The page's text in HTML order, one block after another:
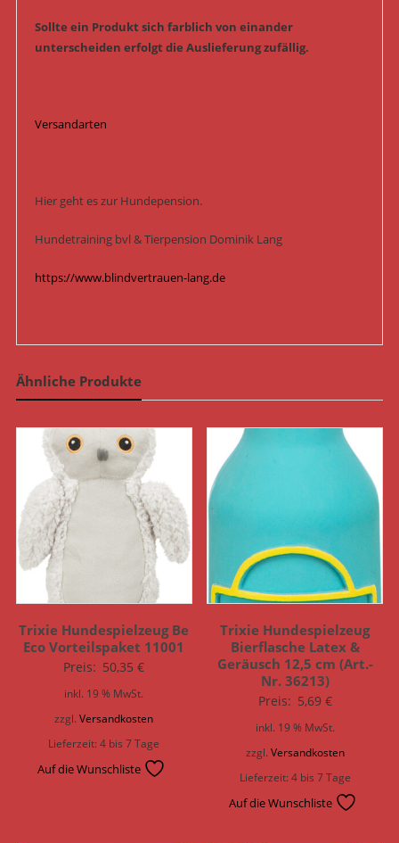
Sollte ein Produkt sich farblich von einander
unterscheiden erfolgt die Auslieferung zufällig.
Versandarten
Hier geht es zur Hundepension.
Hundetraining bvl & Tierpension Dominik Lang
https://www.blindvertrauen-lang.de
Ähnliche Produkte
Trixie Hundespielzeug Be
Eco Vorteilspaket 11001
Preis: 50,35€
inkl. 19 % MwSt.
zzgl.Versandkosten
Lieferzeit:4 bis 7 Tage
Auf die Wunschliste
Trixie Hundespielzeug
Bierflasche Latex &
Geräusch 12,5 cm (Art.-
Nr. 36213)
Preis: 5,69 €
inkl. 19 % MwSt.
zzgl. Versandkosten
Lieferzeit:4 bis 7 Tage
Auf die Wunschliste